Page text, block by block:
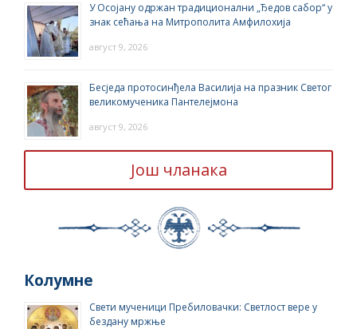
У Осојану одржан традиционални „Ђедов сабор“ у
знак сећања на Митрополита Амфилохија
август 9, 2026
Бесједа протосинђела Василија на празник Светог
великомученика Пантелејмона
август 9, 2026
Још чланака
Колумне
Свети мученици Пребиловачки: Светлост вере у
бездану мржње